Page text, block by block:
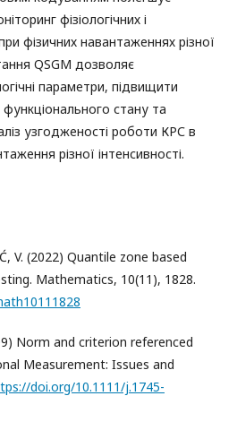
фізіологічних і
фізичних навантаженнях різної
QSGM дозволяє
параметри, підвищити
функціонального стану та
узгодженості роботи КРС в
різної інтенсивності.
V. (2022) Quantile zone based
Mathematics, 10(11), 1828.
Norm and criterion referenced
Measurement: Issues and
doi.org/10.1111/j.1745-